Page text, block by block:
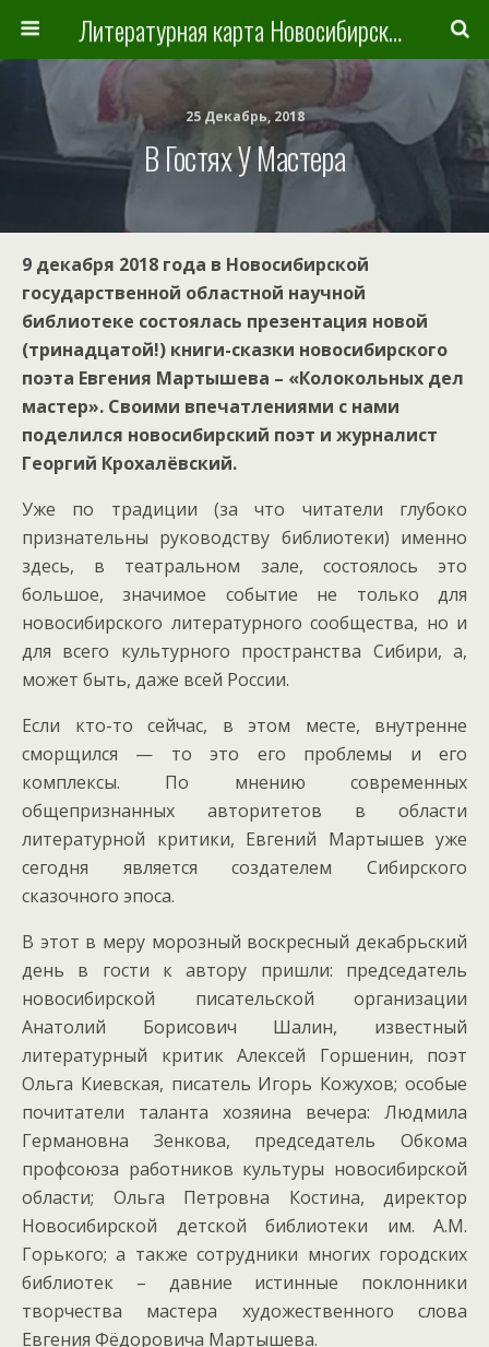
Литературная карта Новосибирска и Новосибирской области
25 Декабрь, 2018
В Гостях У Мастера
9 декабря 2018 года в Новосибирской
государственной областной научной
библиотеке состоялась презентация новой
(тринадцатой!) книги-сказки новосибирского
поэта Евгения Мартышева – «Колокольных дел
мастер». Своими впечатлениями с нами
поделился новосибирский поэт и журналист
Георгий Крохалёвский.
Уже по традиции (за что читатели глубоко
признательны руководству библиотеки) именно
здесь, в театральном зале, состоялось это
большое, значимое событие не только для
новосибирского литературного сообщества, но и
для всего культурного пространства Сибири, а,
может быть, даже всей России.
Если кто-то сейчас, в этом месте, внутренне
сморщился — то это его проблемы и его
комплексы. По мнению современных
общепризнанных авторитетов в области
литературной критики, Евгений Мартышев уже
сегодня является создателем Сибирского
сказочного эпоса.
В этот в меру морозный воскресный декабрьский
день в гости к автору пришли: председатель
новосибирской писательской организации
Анатолий Борисович Шалин, известный
литературный критик Алексей Горшенин, поэт
Ольга Киевская, писатель Игорь Кожухов; особые
почитатели таланта хозяина вечера: Людмила
Германовна Зенкова, председатель Обкома
профсоюза работников культуры новосибирской
области; Ольга Петровна Костина, директор
Новосибирской детской библиотеки им. А.М.
Горького; а также сотрудники многих городских
библиотек – давние истинные поклонники
творчества мастера художественного слова
Евгения Фёдоровича Мартышева.